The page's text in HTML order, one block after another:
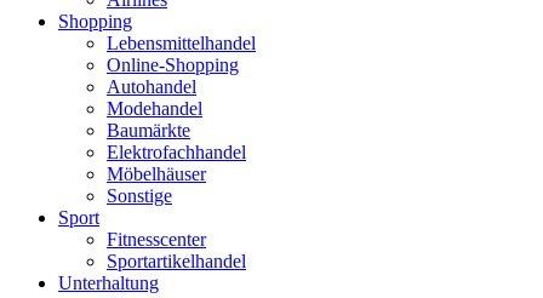
Shopping
Lebensmittelhandel
Online-Shopping
Autohandel
Modehandel
Baumärkte
Elektrofachhandel
Möbelhäuser
Sonstige
Sport
Fitnesscenter
Sportartikelhandel
Unterhaltung